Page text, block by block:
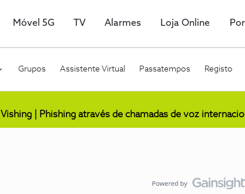
Móvel 5G TV Alarmes Loja Online
Grupos Assistente Virtual Passatempos Registo
Vishing | Phishing através de chamadas de voz